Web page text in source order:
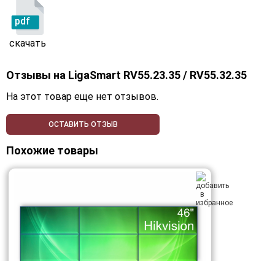
pdf
скачать
Отзывы на LigaSmart RV55.23.35 / RV55.32.35
На этот товар еще нет отзывов.
ОСТАВИТЬ ОТЗЫВ
Похожие товары